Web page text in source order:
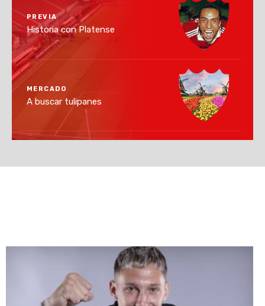
PREVIA
Historia con Platense
MERCADO
A buscar tulipanes